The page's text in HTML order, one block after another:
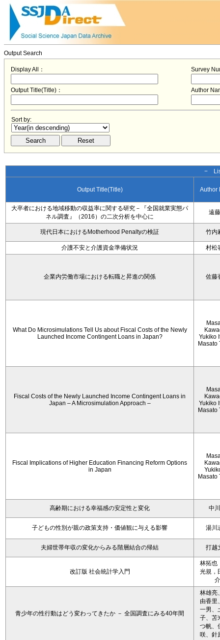
Output Search
Display All： Survey
Output Title(Title)： Author
Sort by:
−
Output Title(Title) Author
大卒者における地域移動の収益率に関する研究－『全国就業実態パ
ネル調査』（2016）の二次分析を中心に
遠
現代日本におけるMotherhood Penaltyの検証 竹内
介護不安と介護資金準備状況 村松
企業内労働市場における転職と昇進の関係 佐藤
What Do Microsimulations Tell Us about Fiscal Costs of the Newly
Launched Income Contingent Loans in Japan?
Yukiko
Masato
Fiscal Costs of the Newly Launched Income Contingent Loans in
Japan – A Microsimulation Approach –
Yukiko
Masato
Fiscal Implications of Higher Education Financing Reform Options
in Japan
Masato
高齢期における幸福感の安定性と変化 中
子どもの性別が親の政策支持・価値観に与える影響 湯川
夫婦世帯年収の変化からみる階層結合の帰結 打越
改訂版 社会統計学入門
林拓也
光規，
介
青少年の性行動はどう変わってきたか － 全国調査にみる40年間
林雄亮
由香里
一男、
子、苫
つ帆、
咲、針